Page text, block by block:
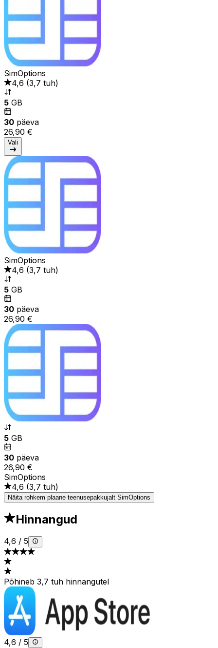
SimOptions
4,6 (3,7 tuh)
5 GB
30 päeva
26,90 €
Vali
SimOptions
4,6 (3,7 tuh)
5 GB
30 päeva
26,90 €
5 GB
30 päeva
26,90 €
SimOptions
4,6 (3,7 tuh)
Näita rohkem plaane teenusepakkujalt SimOptions
Hinnangud
4,6 / 5
Põhineb 3,7 tuh hinnangutel
4,6 / 5